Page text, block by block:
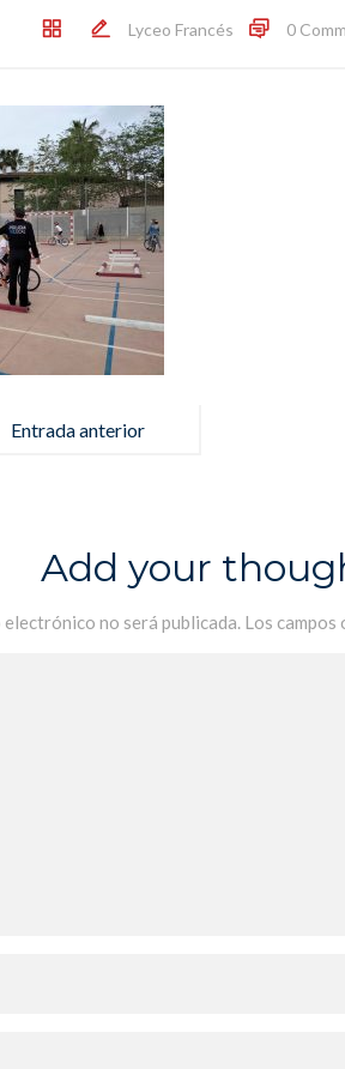
Lyceo Francés 0
Entrada anterior
Add your
no será publicada. Los